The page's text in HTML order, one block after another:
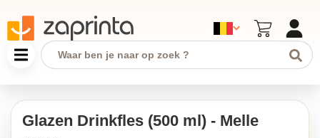
Glazen Drinkfles (500 ml) - Melle